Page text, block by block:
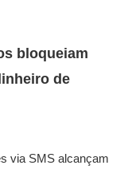
bloqueiam
de
via SMS alcançam